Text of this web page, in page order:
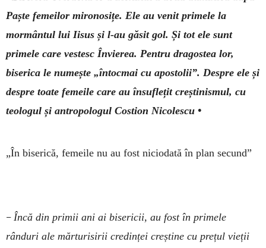
Paște femeilor mironosițe. Ele au venit primele la
mormântul lui Iisus și l-au găsit gol. Și tot ele sunt
primele care vestesc Învierea. Pentru dragostea lor,
biserica le numește „întocmai cu apostolii”. Despre ele și
despre toate femeile care au însuflețit creștinismul, cu
teologul și antropologul Costion Nicolescu •
„În biserică, femeile nu au fost niciodată în plan secund”
– Încă din primii ani ai bisericii, au fost în primele
rânduri ale mărturisirii credinței creștine cu prețul vieții